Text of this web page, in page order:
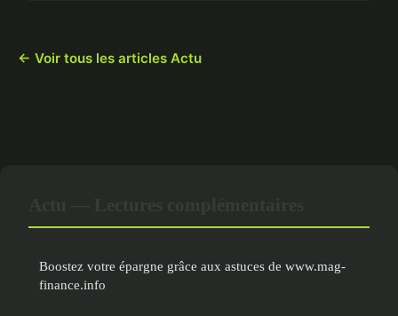
← Voir tous les articles Actu
Boostez votre épargne grâce aux astuces de www.mag-
finance.info